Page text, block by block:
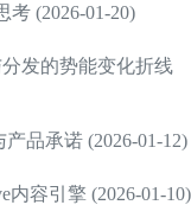
(2026-01-20)
发的势能变化折线
品承诺 (2026-01-12)
容引擎 (2026-01-10)